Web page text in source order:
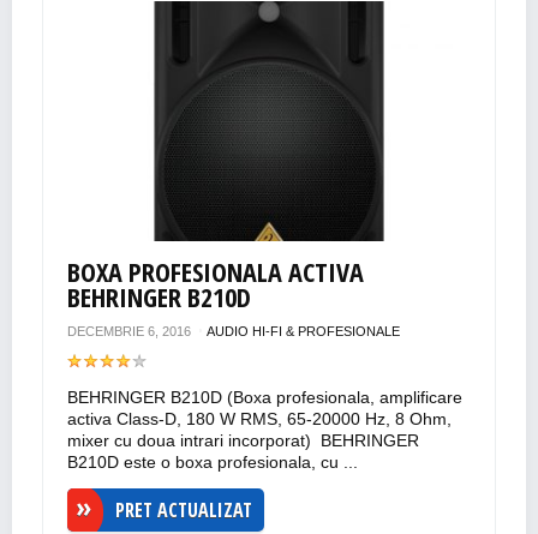
BOXA PROFESIONALA ACTIVA
BEHRINGER B210D
DECEMBRIE 6, 2016 AUDIO HI-FI & PROFESIONALE
BEHRINGER B210D (Boxa profesionala, amplificare
activa Class-D, 180 W RMS, 65-20000 Hz, 8 Ohm,
mixer cu doua intrari incorporat) BEHRINGER
B210D este o boxa profesionala, cu ...
PRET ACTUALIZAT